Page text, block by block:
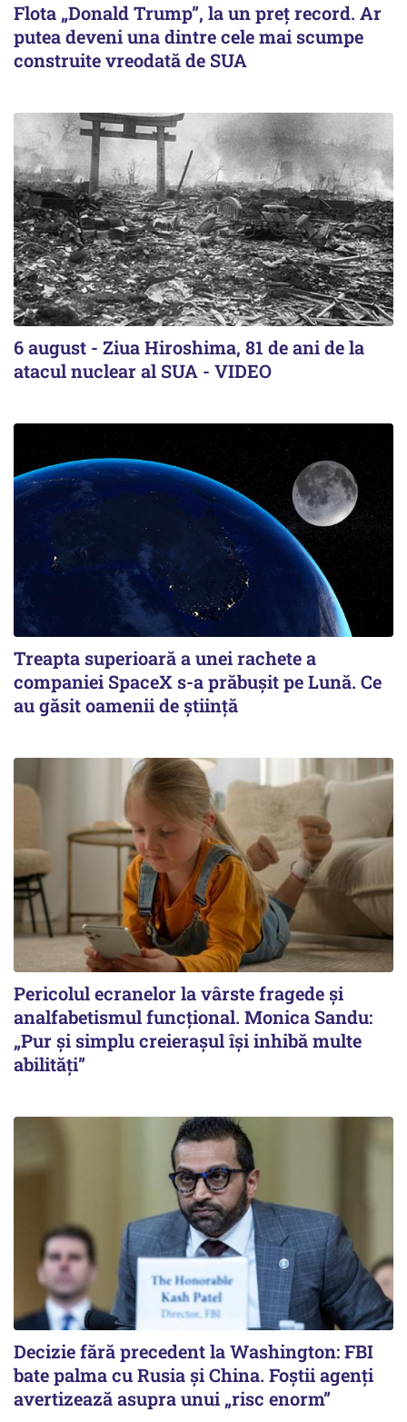
Flota „Donald Trump”, la un preț record. Ar
putea deveni una dintre cele mai scumpe
construite vreodată de SUA
6 august - Ziua Hiroshima, 81 de ani de la
atacul nuclear al SUA - VIDEO
Treapta superioară a unei rachete a
companiei SpaceX s-a prăbușit pe Lună. Ce
au găsit oamenii de știință
Pericolul ecranelor la vârste fragede și
analfabetismul funcțional. Monica Sandu:
„Pur și simplu creierașul își inhibă multe
abilități”
Decizie fără precedent la Washington: FBI
bate palma cu Rusia și China. Foștii agenți
avertizează asupra unui „risc enorm”